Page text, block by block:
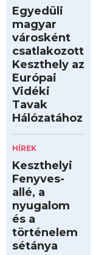
Egyedüli
magyar
városként
csatlakozott
Keszthely az
Európai
Vidéki
Tavak
Hálózatához
HÍREK
Keszthelyi
Fenyves-
allé, a
nyugalom
és a
történelem
sétánya